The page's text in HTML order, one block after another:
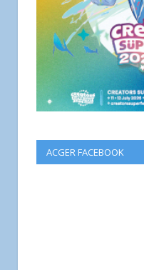
ACGER FACEBOOK